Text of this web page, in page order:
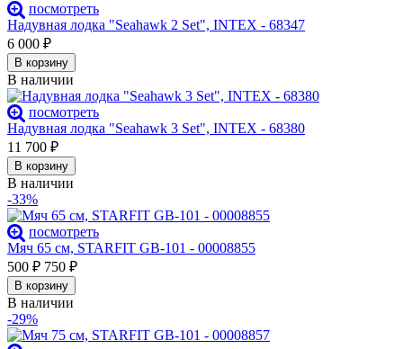
посмотреть
Надувная лодка "Seahawk 2 Set", INTEX - 68347
6 000 ₽
В корзину
В наличии
посмотреть
Надувная лодка "Seahawk 3 Set", INTEX - 68380
11 700 ₽
В корзину
В наличии
-33%
посмотреть
Мяч 65 см, STARFIT GB-101 - 00008855
500 ₽ 750 ₽
В корзину
В наличии
-29%